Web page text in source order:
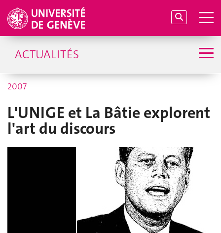
ACTUALITÉS
2007
L'UNIGE et La Bâtie explorent
l'art du discours